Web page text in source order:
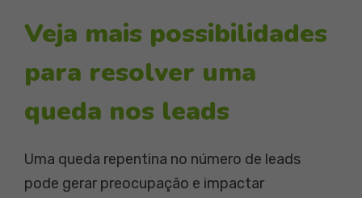
Veja mais possibilidades
para resolver uma
queda nos leads
Uma queda repentina no número de leads
pode gerar preocupação e impactar